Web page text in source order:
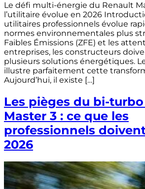
Le défi multi-énergie du Renault
l’utilitaire évolue en 2026
utilitaires professionnels évolue
normes environnementales plus
Faibles Émissions (ZFE) et les
entreprises, les constructeurs
plusieurs solutions énergétiques.
illustre parfaitement cette
Aujourd’hui, il existe […]
Les pièges du bi-
Master 3 : ce que les
professionnels
2026